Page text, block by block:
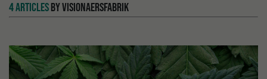
4 ARTICLESBY VISIONAERSFABRIK